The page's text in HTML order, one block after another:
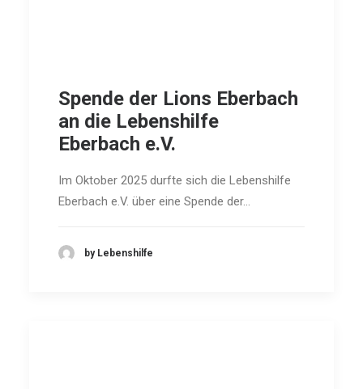
Spende der Lions Eberbach
an die Lebenshilfe
Eberbach e.V.
Im Oktober 2025 durfte sich die Lebenshilfe
Eberbach e.V. über eine Spende der…
by Lebenshilfe